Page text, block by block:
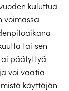
kuluttua
voimassa
tai sen
päätyttyä
voi vaatia
käyttäjän